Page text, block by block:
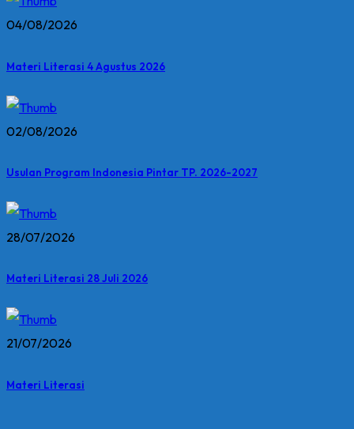
04/08/2026
Materi Literasi 4 Agustus 2026
02/08/2026
Usulan Program Indonesia Pintar TP. 2026-2027
28/07/2026
Materi Literasi 28 Juli 2026
21/07/2026
Materi Literasi